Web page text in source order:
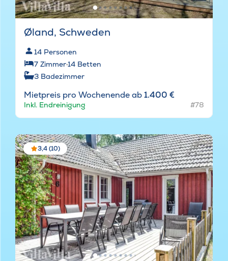
Øland, Schweden
14 Personen
7 Zimmer·14 Betten
3 Badezimmer
Mietpreis pro Wochenende ab1.400 €
Inkl. Endreinigung #78
3,4 (10)